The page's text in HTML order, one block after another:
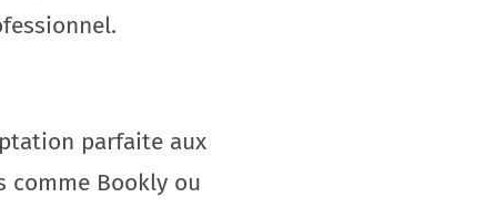
parfaite aux
comme Bookly ou